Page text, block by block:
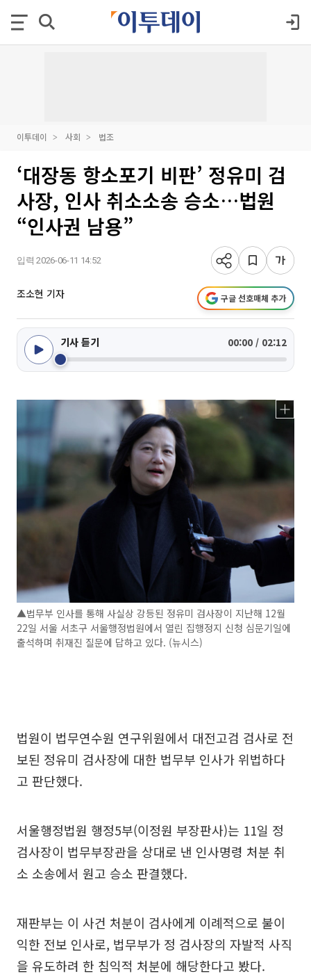
이투데이 사회 법조
‘대장동 항소포기 비판’ 정유미 검
사장, 인사 취소소송 승소…법원
“인사권 남용”
입력 2026-06-11 14:52
조소현 기자 구글 선호매체 추가
기사 듣기 00:00 / 02:12
▲법무부 인사를 통해 사실상 강등된 정유미 검사장이 지난해 12월
22일 서울 서초구 서울행정법원에서 열린 집행정지 신청 심문기일에
출석하며 취재진 질문에 답하고 있다. (뉴시스)
법원이 법무연수원 연구위원에서 대전고검 검사로 전
보된 정유미 검사장에 대한 법무부 인사가 위법하다
고 판단했다.
서울행정법원 행정5부(이정원 부장판사)는 11일 정
검사장이 법무부장관을 상대로 낸 인사명령 처분 취
소 소송에서 원고 승소 판결했다.
재판부는 이 사건 처분이 검사에게 이례적으로 불이
익한 전보 인사로, 법무부가 정 검사장의 자발적 사직
을 유도하려 한 침익적 처분에 해당한다고 봤다.